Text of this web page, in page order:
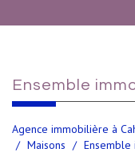
ensemble
Agence immobilière à
Maisons